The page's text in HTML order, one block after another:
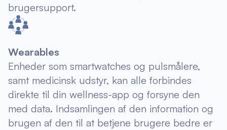
brugersupport.
Wearables
Enheder som smartwatches og pulsmålere,
samt medicinsk udstyr, kan alle forbindes
direkte til din wellness-app og forsyne den
med data. Indsamlingen af den information og
brugen af den til at betjene brugere bedre er